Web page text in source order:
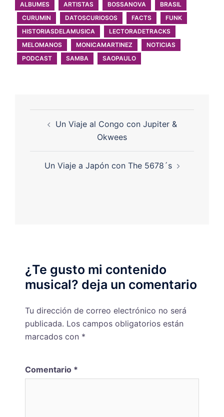
ALBUMES ARTISTAS BOSSANOVA
BRASIL
CURUMIN
DATOSCURIOSOS FACTS
FUNK
HISTORIASDELAMUSICA
LECTORADETRACKS
MELOMANOS
MONICAMARTINEZ
NOTICIAS
PODCAST
SAMBA SAOPAULO
Un Viaje al Congo con Jupiter &
Okwees
Un Viaje a Japón con The 5678´s
¿Te gusto mi contenido
musical? deja un comentario
Tu dirección de correo electrónico no será
publicada. Los campos obligatorios están
marcados con *
Comentario *